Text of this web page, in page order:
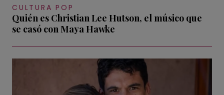
CULTURA POP
Quién es Christian Lee Hutson, el músico que
se casó con Maya Hawke